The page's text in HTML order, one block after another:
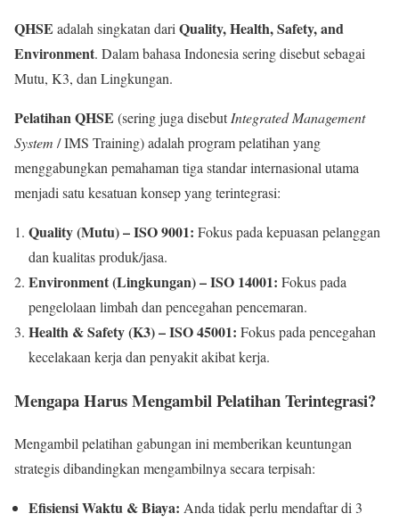
QHSE adalah singkatan dari Quality, Health, Safety, and
Environment. Dalam bahasa Indonesia sering disebut sebagai
Mutu, K3, dan Lingkungan.
Pelatihan QHSE (sering juga disebutIntegrated Management
System / IMS Training) adalah program pelatihan yang
menggabungkan pemahaman tiga standar internasional utama
menjadi satu kesatuan konsep yang terintegrasi:
Quality (Mutu) – ISO 9001: Fokus pada kepuasan pelanggan
dan kualitas produk/jasa.
Environment (Lingkungan) – ISO 14001: Fokus pada
pengelolaan limbah dan pencegahan pencemaran.
Health & Safety (K3) – ISO 45001: Fokus pada pencegahan
kecelakaan kerja dan penyakit akibat kerja.
Mengapa Harus Mengambil Pelatihan Terintegrasi?
Mengambil pelatihan gabungan ini memberikan keuntungan
strategis dibandingkan mengambilnya secara terpisah:
Efisiensi Waktu & Biaya: Anda tidak perlu mendaftar di 3